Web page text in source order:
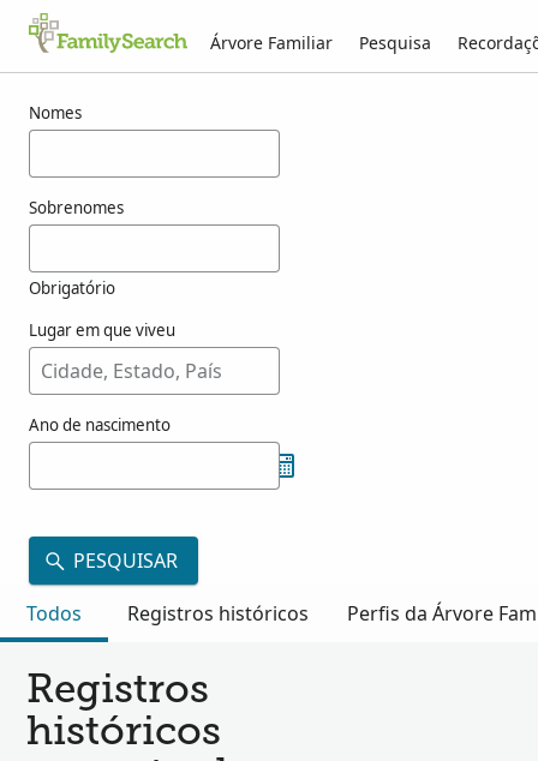
Árvore Familiar Pesquisa
Nomes
Sobrenomes
Obrigatório
Lugar em que viveu
Ano de nascimento
PESQUISAR
Todos
Registros históricos Perfis da Árvore
Registros
históricos